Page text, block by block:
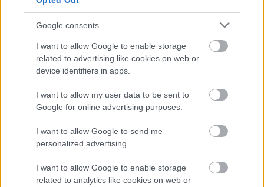
Google consents
I want to allow Google to enable storage
related to advertising like cookies on web or
device identifiers in apps.
I want to allow my user data to be sent to
Google for online advertising purposes.
I want to allow Google to send me
personalized advertising.
I want to allow Google to enable storage
related to analytics like cookies on web or
Este opusul siluetei in forma de triunghi, umerii
si bustul sunt foarte late, cu talia, soldurile si
coapsele late in mod egal, dar mai mici decat
linia bustului. O rochie cu o pata de culoarea in
partea de sus poate creea o proportionalitate
corecta, micsorand latimea bustului si a
umerilor.
De asemenea, evita decolteuri prea adanci care
pot evidentia exagerat bustul lat. In schimb,
poti alege o rochie de printesa, cu o fusta mai
ampla care sa creeze proportia corecta, alaturi